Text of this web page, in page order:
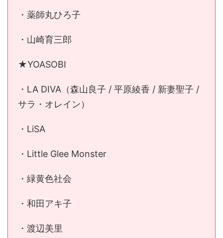
・薬師丸ひろ子
・山崎育三郎
★YOASOBI
・LA DIVA（森山良子 / 平原綾香 / 新妻聖子 /
サラ・オレイン）
・LiSA
・Little Glee Monster
・緑黄色社会
・和田アキ子
・渡辺美里